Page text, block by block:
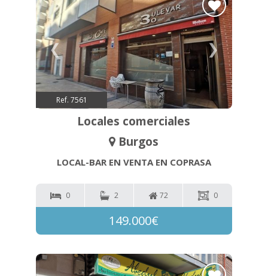
❮ ❯
Ref. 7561
Locales comerciales
Burgos
LOCAL-BAR EN VENTA EN COPRASA
0 2 72 0
149.000€